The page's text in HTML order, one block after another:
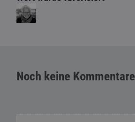
Noch keine Kommentare